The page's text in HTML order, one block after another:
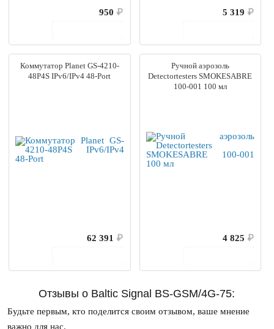
950 ₽
5 319 ₽
Коммутатор Planet GS-4210-
48P4S IPv6/IPv4 48-Port
62 391 ₽
Ручной аэрозоль
Detectortesters SMOKESABRE
100-001 100 мл
4 825 ₽
Отзывы о Baltic Signal BS-GSM/4G-75:
Будьте первым, кто поделится своим отзывом, ваше мнение
важно для нас.